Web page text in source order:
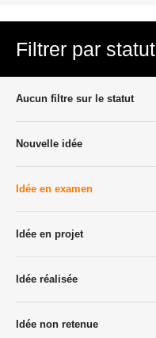
Filtrer par statut
Aucun filtre sur le statut
Nouvelle idée
Idée en examen
Idée en projet
Idée réalisée
Idée non retenue